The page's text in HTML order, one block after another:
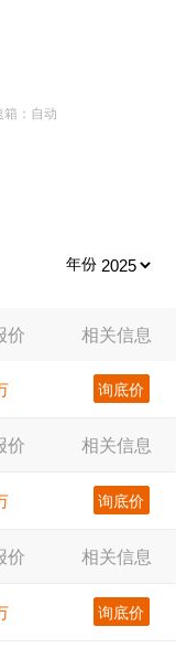
箱：自动
年份
价 相关信息
询底价
价 相关信息
询底价
价 相关信息
询底价